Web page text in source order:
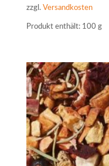
zzgl. Versandkosten
Produkt enthält: 100 g